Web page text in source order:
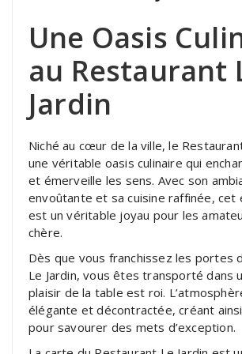
Une Oasis
au Restaurant
Jardin
Niché au cœur de la ville, le
une véritable oasis culinaire qui
et émerveille les sens. Avec son
envoûtante et sa cuisine raffinée, cet
est un véritable joyau pour les
chère.
Dès que vous franchissez les portes
Le Jardin, vous êtes transporté dans
plaisir de la table est roi.
élégante et décontractée, créant
pour savourer des mets d’exception.